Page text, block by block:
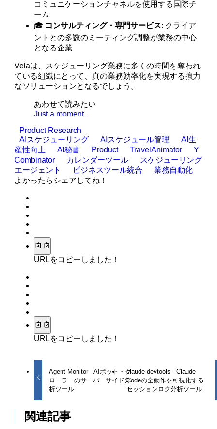
コミュニケーションチャネルを使用する国際チ
ーム
🎓 コンサルティング・専門サービス: クライア
ントとの多数のミーティング調整が業務の中心
となる企業
Velaは、スケジューリング業務に多くの時間を奪われ
ている組織にとって、真の業務効率化を実現する強力
なソリューションとなるでしょう。
あわせて読みたい
Just a moment...
Product Research
AIスケジューリング
AIスケジュール管理
AI生
産性向上
AI秘書 Product TravelAnimator
Y
Combinator
カレンダーツール
スケジューリング
エージェント
ビジネスツール統合
業務自動化
よかったらシェアしてね！
URLをコピーしました！
URLをコピーしました！
Agent Monitor - AIボット・ク
ローラーのサーバーサイド分
析ツール
claude-devtools - Claude
Codeの全動作を可視化する
セッションログ分析ツール
関連記事